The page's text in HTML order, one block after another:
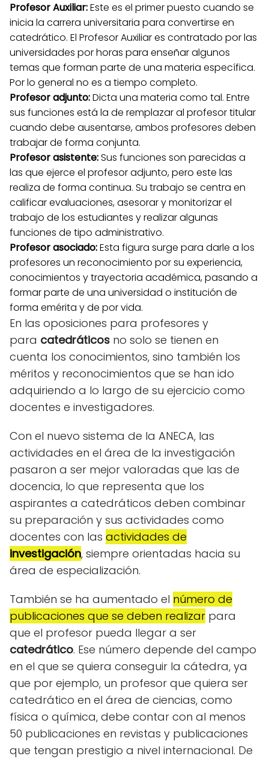
Profesor Auxiliar:Este es el primer puesto cuando se
inicia la carrera universitaria para convertirse en
catedrático. El Profesor Auxiliar es contratado por las
universidades por horas para enseñar algunos
temas que forman parte de una materia específica.
Por lo general no es a tiempo completo.
Profesor adjunto:Dicta una materia como tal. Entre
sus funciones está la de remplazar al profesor titular
cuando debe ausentarse, ambos profesores deben
trabajar de forma conjunta.
Profesor asistente:Sus funciones son parecidas a
las que ejerce el profesor adjunto, pero este las
realiza de forma continua. Su trabajo se centra en
calificar evaluaciones, asesorar y monitorizar el
trabajo de los estudiantes y realizar algunas
funciones de tipo administrativo.
Profesor asociado:Esta figura surge para darle a los
profesores un reconocimiento por su experiencia,
conocimientos y trayectoria académica, pasando a
formar parte de una universidad o institución de
forma emérita y de por vida.
En las oposiciones para profesores y
para catedráticos no solo se tienen en
cuenta los conocimientos, sino también los
méritos y reconocimientos que se han ido
adquiriendo a lo largo de su ejercicio como
docentes e investigadores.
Con el nuevo sistema de la ANECA, las
actividades en el área de la investigación
pasaron a ser mejor valoradas que las de
docencia, lo que representa que los
aspirantes a catedráticos deben combinar
su preparación y sus actividades como
docentes con las actividades de
investigación, siempre orientadas hacia su
área de especialización.
También se ha aumentado el número de
publicaciones que se deben realizar para
que el profesor pueda llegar a ser
catedrático. Ese número depende del campo
en el que se quiera conseguir la cátedra, ya
que por ejemplo, un profesor que quiera ser
catedrático en el área de ciencias, como
física o química, debe contar con al menos
50 publicaciones en revistas y publicaciones
que tengan prestigio a nivel internacional. De